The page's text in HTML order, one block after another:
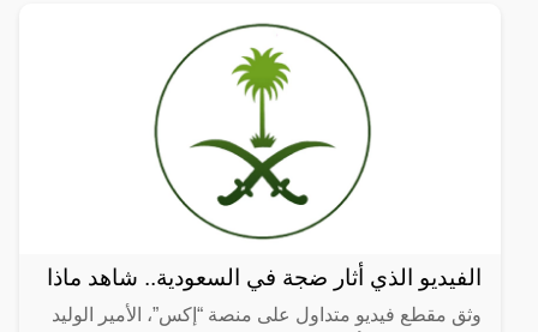
الفيديو الذي أثار ضجة في السعودية.. شاهد ماذا
وثق مقطع فيديو متداول على منصة “إكس”، الأمير الوليد